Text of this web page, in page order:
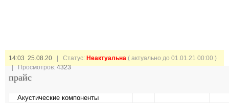
14:03 25.08.20 | Статус: Неактуальна ( актуально до 01.01.21 00:00 )
| Просмотров:4323
прайс
Акустические компоненты